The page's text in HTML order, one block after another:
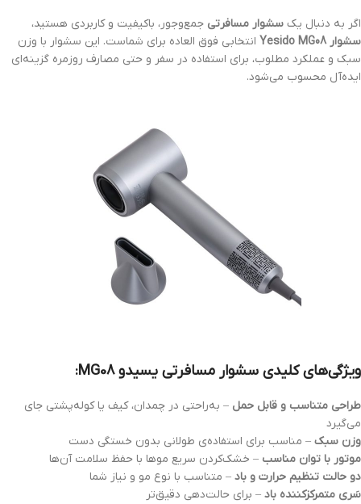
اگر به دنبال یک سشوار مسافرتی جمع‌وجور، باکیفیت و کاربردی هستید،
سشوار Yesido MG08
انتخابی فوق العاده برای شماست. این سشوار با وزن
سبک و عملکرد مطلوب، برای استفاده در سفر و حتی مصارف روزمره گزینه‌ای
ایده‌آل محسوب می‌شود.
ویژگی‌های کلیدی سشوار مسافرتی یسیدو MG08:
طراحی متناسب و قابل حمل – به‌راحتی در چمدان، کیف یا کوله‌پشتی جای
می‌گیرد
وزن سبک – مناسب برای استفاده‌ی طولانی بدون خستگی دست
موتور با توان مناسب – خشک‌کردن سریع موها با حفظ سلامت آن‌ها
دو حالت تنظیم حرارت و باد – متناسب با نوع مو و نیاز شما
سَری متمرکزکننده باد – برای حالت‌دهی دقیق‌تر